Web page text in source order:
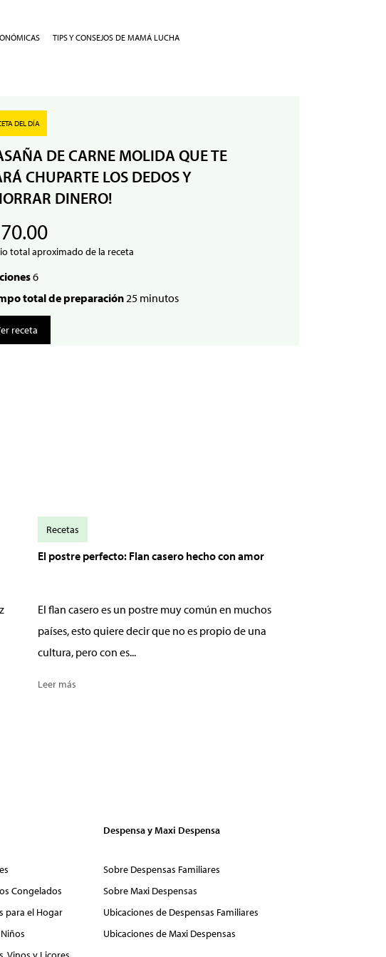
TIPS Y CONSEJOS DE MAMÁ LUCHA
DEL DÍA
DE CARNE MOLIDA QUE TE
CHUPARTE LOS DEDOS Y
DINERO!
total aproximado de la receta
6
total de preparación 25 minutos
receta
El postre perfecto: Flan casero hecho con amor
El flan casero es un postre muy común en muchos
países, esto quiere decir que no es propio de una
cultura, pero con es...
Leer más
Recetas
Congelados
para el Hogar
Despensa y Maxi Despensa
Sobre Despensas Familiares
Sobre Maxi Despensas
Ubicaciones de Despensas Familiares
Ubicaciones de Maxi Despensas